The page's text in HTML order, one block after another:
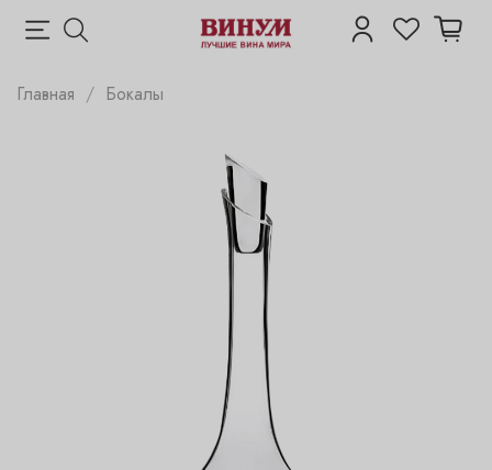
Главная Бокалы